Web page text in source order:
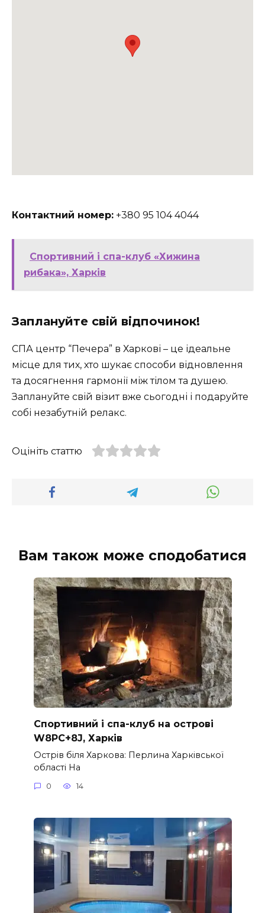
Контактний номер: +380 95 104 4044
Спортивний і спа-клуб «Хижина
рибака», Харків
Заплануйте свій відпочинок!
СПА центр “Печера” в Харкові – це ідеальне
місце для тих, хто шукає способи відновлення
та досягнення гармонії між тілом та душею.
Заплануйте свій візит вже сьогодні і подаруйте
собі незабутній релакс.
Оцініть статтю
Вам також може сподобатися
Спортивний і спа-клуб на острові
W8PC+8J, Харків
Острів біля Харкова: Перлина Харківської
області На
0 14